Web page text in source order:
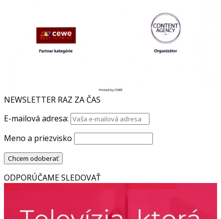
NEWSLETTER RAZ ZA ČAS
E-mailová adresa:
Meno a priezvisko
ODPORÚČAME SLEDOVAŤ